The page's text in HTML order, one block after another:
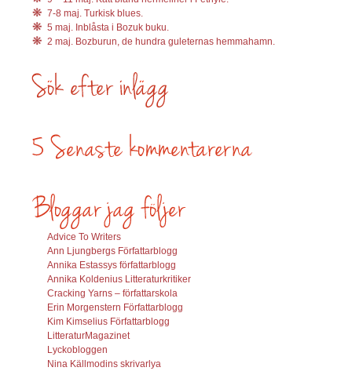
7-8 maj. Turkisk blues.
5 maj. Inblåsta i Bozuk buku.
2 maj. Bozburun, de hundra guleternas hemmahamn.
Advice To Writers
Ann Ljungbergs Författarblogg
Annika Estassys författarblogg
Annika Koldenius Litteraturkritiker
Cracking Yarns – författarskola
Erin Morgenstern Författarblogg
Kim Kimselius Författarblogg
LitteraturMagazinet
Lyckobloggen
Nina Källmodins skrivarlya